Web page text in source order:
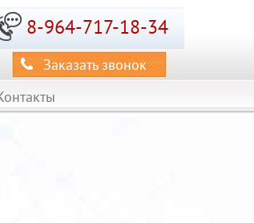
8-964-717-18-34
Заказать звонок